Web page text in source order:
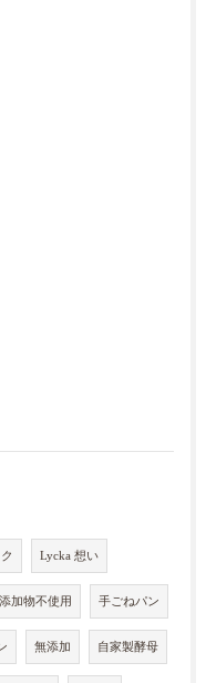
Lycka 想い
添加物不使用 手ごねパン
無添加 自家製酵母